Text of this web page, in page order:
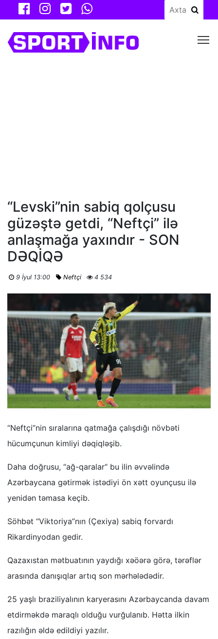
“Levski”nin sabiq qolçusu
güzəştə getdi, “Neftçi” ilə
anlaşmağa yaxındır - SON
DƏQİQƏ
9 İyul 13:00 Neftçi 4 534
“Neftçi”nin sıralarına qatmağa çalışdığı növbəti
hücumçunun kimliyi dəqiqləşib.
Daha doğrusu, “ağ-qaralar“ bu ilin əvvəlində
Azərbaycana gətirmək istədiyi ön xətt oyunçusu ilə
yenidən təmasa keçib.
Söhbət “Viktoriya”nın (Çexiya) sabiq forvardı
Rikardinyodan gedir.
Qazaxıstan mətbuatının yaydığı xəöərə görə, tərəflər
arasında danışıqlar artıq son mərhələdədir.
25 yaşlı braziliyalının karyerasını Azərbaycanda davam
etdirməkdə maraqlı olduğu vurğulanıb. Hətta ilkin
razılığın əldə edildiyi yazılır.